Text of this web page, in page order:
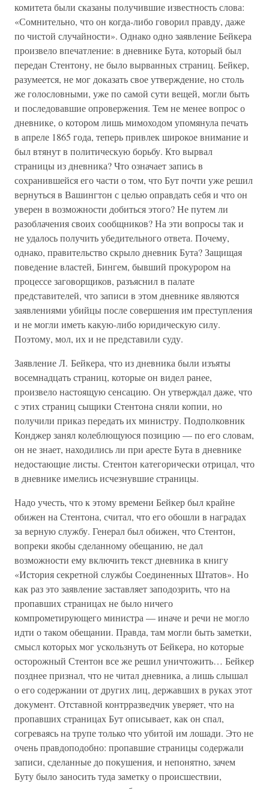
комитета были сказаны получившие известность слова:
«Сомнительно, что он когда-либо говорил правду, даже
по чистой случайности». Однако одно заявление Бейкера
произвело впечатление: в дневнике Бута, который был
передан Стентону, не было вырванных страниц. Бейкер,
разумеется, не мог доказать свое утверждение, но столь
же голословными, уже по самой сути вещей, могли быть
и последовавшие опровержения. Тем не менее вопрос о
дневнике, о котором лишь мимоходом упомянула печать
в апреле 1865 года, теперь привлек широкое внимание и
был втянут в политическую борьбу. Кто вырвал
страницы из дневника? Что означает запись в
сохранившейся его части о том, что Бут почти уже решил
вернуться в Вашингтон с целью оправдать себя и что он
уверен в возможности добиться этого? Не путем ли
разоблачения своих сообщников? На эти вопросы так и
не удалось получить убедительного ответа. Почему,
однако, правительство скрыло дневник Бута? Защищая
поведение властей, Бингем, бывший прокурором на
процессе заговорщиков, разъяснил в палате
представителей, что записи в этом дневнике являются
заявлениями убийцы после совершения им преступления
и не могли иметь какую-либо юридическую силу.
Поэтому, мол, их и не представили суду.
Заявление Л. Бейкера, что из дневника были изъяты
восемнадцать страниц, которые он видел ранее,
произвело настоящую сенсацию. Он утверждал даже, что
с этих страниц сыщики Стентона сняли копии, но
получили приказ передать их министру. Подполковник
Конджер занял колеблющуюся позицию — по его словам,
он не знает, находились ли при аресте Бута в дневнике
недостающие листы. Стентон категорически отрицал, что
в дневнике имелись исчезнувшие страницы.
Надо учесть, что к этому времени Бейкер был крайне
обижен на Стентона, считал, что его обошли в наградах
за верную службу. Генерал был обижен, что Стентон,
вопреки якобы сделанному обещанию, не дал
возможности ему включить текст дневника в книгу
«История секретной службы Соединенных Штатов». Но
как раз это заявление заставляет заподозрить, что на
пропавших страницах не было ничего
компрометирующего министра — иначе и речи не могло
идти о таком обещании. Правда, там могли быть заметки,
смысл которых мог ускользнуть от Бейкера, но которые
осторожный Стентон все же решил уничтожить… Бейкер
позднее признал, что не читал дневника, а лишь слышал
о его содержании от других лиц, державших в руках этот
документ. Отставной контрразведчик уверяет, что на
пропавших страницах Бут описывает, как он спал,
согреваясь на трупе только что убитой им лошади. Это не
очень правдоподобно: пропавшие страницы содержали
записи, сделанные до покушения, и непонятно, зачем
Буту было заносить туда заметку о происшествии,